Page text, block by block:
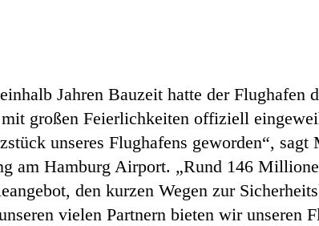
Jahren Bauzeit hatte der
mit großen Feierlichkeiten offiziell
unseres Flughafens geworden“,
am Hamburg Airport. „Rund 146
den kurzen Wegen zur
vielen Partnern bieten wir unseren